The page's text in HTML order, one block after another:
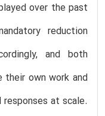
over the past
reduction
and both
own work and
at scale.